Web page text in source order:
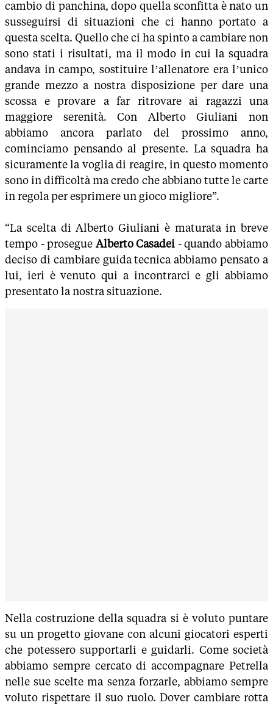
cambio di panchina, dopo quella sconfitta è nato un
susseguirsi di situazioni che ci hanno portato a
questa scelta. Quello che ci ha spinto a cambiare non
sono stati i risultati, ma il modo in cui la squadra
andava in campo, sostituire l’allenatore era l’unico
grande mezzo a nostra disposizione per dare una
scossa e provare a far ritrovare ai ragazzi una
maggiore serenità. Con Alberto Giuliani non
abbiamo ancora parlato del prossimo anno,
cominciamo pensando al presente. La squadra ha
sicuramente la voglia di reagire, in questo momento
sono in difficoltà ma credo che abbiano tutte le carte
in regola per esprimere un gioco migliore”.
“La scelta di Alberto Giuliani è maturata in breve
tempo - prosegue Alberto Casadei - quando abbiamo
deciso di cambiare guida tecnica abbiamo pensato a
lui, ieri è venuto qui a incontrarci e gli abbiamo
presentato la nostra situazione.
Nella costruzione della squadra si è voluto puntare
su un progetto giovane con alcuni giocatori esperti
che potessero supportarli e guidarli. Come società
abbiamo sempre cercato di accompagnare Petrella
nelle sue scelte ma senza forzarle, abbiamo sempre
voluto rispettare il suo ruolo. Dover cambiare rotta